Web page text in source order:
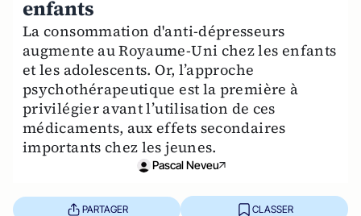
enfants
La consommation d'anti-dépresseurs
augmente au Royaume-Uni chez les enfants
et les adolescents. Or, l’approche
psychothérapeutique est la première à
privilégier avant l’utilisation de ces
médicaments, aux effets secondaires
importants chez les jeunes.
Pascal Neveu
PARTAGER CLASSER